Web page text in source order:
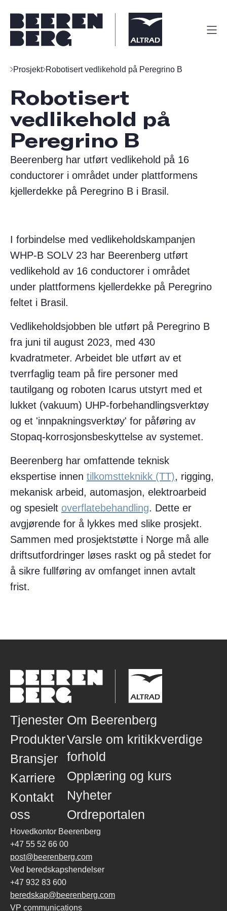
Prosjekt Robotisert vedlikehold på Peregrino B
Robotisert
vedlikehold på
Peregrino B
Beerenberg har utført vedlikehold på 16
conductorer i området under plattformens
kjellerdekke på Peregrino B i Brasil.
I forbindelse med vedlikeholdskampanjen
WHP-B SOLV 23 har Beerenberg utført
vedlikehold av 16 conductorer i området
under plattformens kjellerdekke på Peregrino
feltet i Brasil.
Vedlikeholdsjobben ble utført på Peregrino B
fra juni til august 2023, med 430
kvadratmeter. Arbeidet ble utført av et
tverrfaglig team på fire personer med
tautilgang og roboten Icarus utstyrt med et
lukket (vakuum) UHP-forbehandlingsverktøy
og et 'innpakningsverktøy' for påføring av
Stopaq-korrosjonsbeskyttelse av systemet.
Beerenberg har omfattende teknisk
ekspertise innen tilkomstteknikk (TT), rigging,
mekanisk arbeid, automasjon, elektroarbeid
og spesielt overflatebehandling. Dette er
avgjørende for å lykkes med slike prosjekt.
Sammen med prosjektstøtte i Norge må alle
driftsutfordringer løses raskt og på stedet for
å sikre fullføring av omfanget innen avtalt
frist.
Tjenester
Produkter
Bransjer
Karriere
Kontakt
oss
Om Beerenberg
Varsle om kritikkverdige
forhold
Opplæring og kurs
Nyheter
Ordreportalen
Hovedkontor Beerenberg
+47 55 52 66 00
post@beerenberg.com
Ved beredskapshendelser
+47 932 83 600
beredskap@beerenberg.com
VP communications